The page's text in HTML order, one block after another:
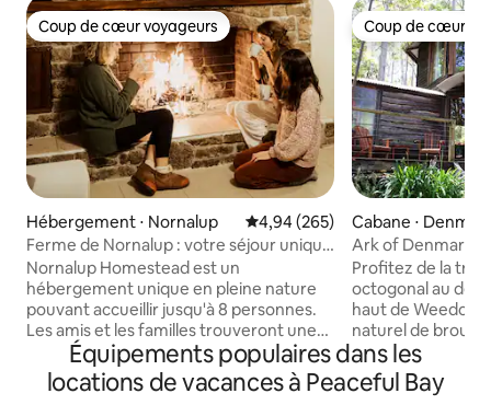
Coup de cœur voyageurs
Coup de cœur voyageurs
Hébergement ⋅ Nornalup Évaluation moyenne sur la
4,94 (265)
Ferme de Nornalup : votre séjour unique
dans la nature
Nornalup Homestead est un
hébergement unique en pleine nature
pouvant accueillir jusqu'à 8 personnes.
Les amis et les familles trouveront une
escapade chaleureuse et enrichissante.
Explorez nos 68 hectares de forêt et de
terres agricoles. Détendez-vous sur
Coup de cœur
Coup de cœur
Cabane ⋅
Ark of Denmark,
Profitez de la
octogonal au
haut de Weedon
naturel de
vues sur l'entrée,
levers de soleil,
abondante et des
Équipements populaires dans les
locations de vacances à Peaceful Bay